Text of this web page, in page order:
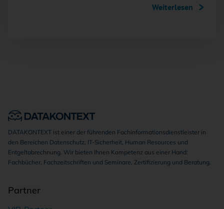
Weiterlesen
DATAKONTEXT ist einer der führenden Fachinformationsdienstleister in
den Bereichen Datenschutz, IT-Sicherheit, Human Resources und
Entgeltabrechnung. Wir bieten Ihnen Kompetenz aus einer Hand:
Fachbücher, Fachzeitschriften und Seminare, Zertifizierung und Beratung.
Partner